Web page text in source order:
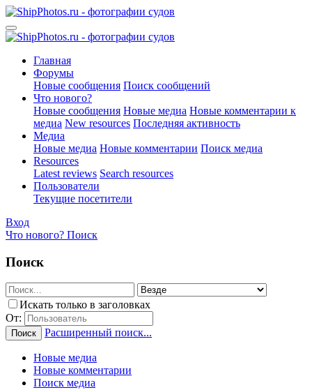
Главная
Форумы
Новые сообщения Поиск сообщений
Что нового?
Новые сообщения Новые медиа Новые комментарии к
медиа New resources Последняя активность
Медиа
Новые медиа Новые комментарии Поиск медиа
Resources
Latest reviews Search resources
Пользователи
Текущие посетители
Вход
Что нового? Поиск
Поиск
Искать только в заголовках
От:
Поиск Расширенный поиск...
Новые медиа
Новые комментарии
Поиск медиа